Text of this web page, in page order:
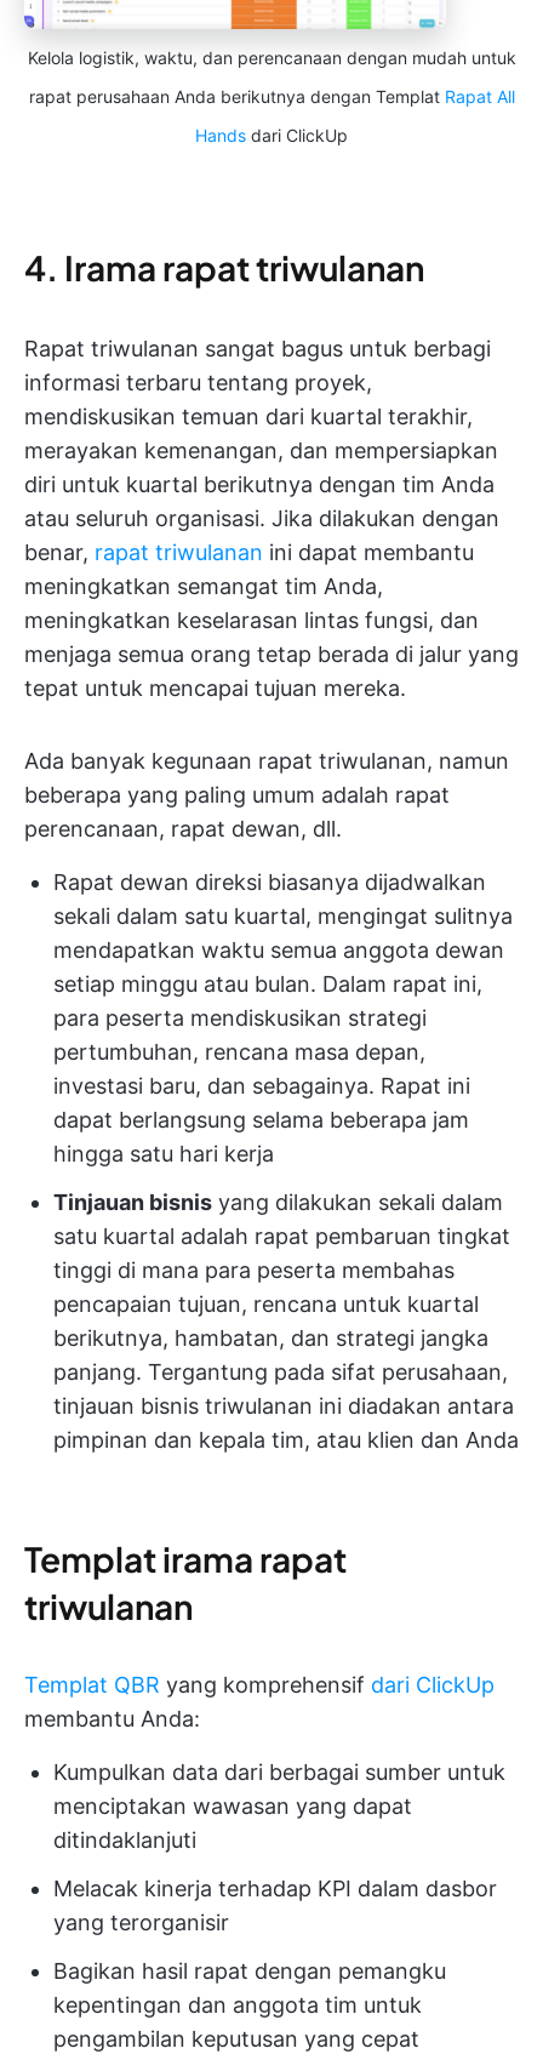
Kelola logistik, waktu, dan perencanaan dengan mudah untuk
rapat perusahaan Anda berikutnya dengan Templat Rapat All
Hands dari ClickUp
4. Irama rapat triwulanan
Rapat triwulanan sangat bagus untuk berbagi
informasi terbaru tentang proyek,
mendiskusikan temuan dari kuartal terakhir,
merayakan kemenangan, dan mempersiapkan
diri untuk kuartal berikutnya dengan tim Anda
atau seluruh organisasi. Jika dilakukan dengan
benar, rapat triwulanan ini dapat membantu
meningkatkan semangat tim Anda,
meningkatkan keselarasan lintas fungsi, dan
menjaga semua orang tetap berada di jalur yang
tepat untuk mencapai tujuan mereka.
Ada banyak kegunaan rapat triwulanan, namun
beberapa yang paling umum adalah rapat
perencanaan, rapat dewan, dll.
Rapat dewan direksi biasanya dijadwalkan
sekali dalam satu kuartal, mengingat sulitnya
mendapatkan waktu semua anggota dewan
setiap minggu atau bulan. Dalam rapat ini,
para peserta mendiskusikan strategi
pertumbuhan, rencana masa depan,
investasi baru, dan sebagainya. Rapat ini
dapat berlangsung selama beberapa jam
hingga satu hari kerja
Tinjauan bisnis yang dilakukan sekali dalam
satu kuartal adalah rapat pembaruan tingkat
tinggi di mana para peserta membahas
pencapaian tujuan, rencana untuk kuartal
berikutnya, hambatan, dan strategi jangka
panjang. Tergantung pada sifat perusahaan,
tinjauan bisnis triwulanan ini diadakan antara
pimpinan dan kepala tim, atau klien dan Anda
Templat irama rapat
triwulanan
Templat QBR yang komprehensif dari ClickUp
membantu Anda:
Kumpulkan data dari berbagai sumber untuk
menciptakan wawasan yang dapat
ditindaklanjuti
Melacak kinerja terhadap KPI dalam dasbor
yang terorganisir
Bagikan hasil rapat dengan pemangku
kepentingan dan anggota tim untuk
pengambilan keputusan yang cepat